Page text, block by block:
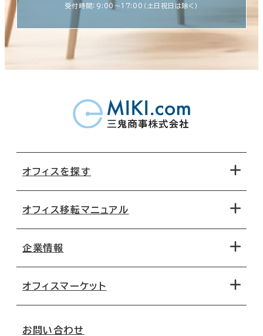
受付時間：9:00〜17:00（土日祝日は除く）
オフィスを探す
地図から探す
路線・駅から探す
オフィス移転マニュアル
移転コストシミュレーション
移転スケジュール
オフィス移転Q&A
企業情報
オフィスマーケット
お問い合わせ